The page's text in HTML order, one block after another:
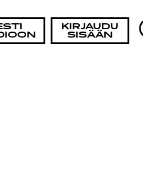
KIRJAUDU
SISÄÄN